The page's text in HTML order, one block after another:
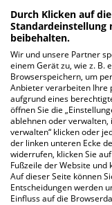
Anzeige
Fachabteilung
Durch Klicken auf
beibehalten.
Wir und unsere Partner
einem Gerät zu, wie z. B.
Browserspeichern, um
Anbieter verarbeiten Ihre
aufgrund eines
öffnen Sie die
ablehnen oder verwalten,
verwalten“ klicken oder
der linken unteren Ecke
widerrufen, klicken Sie
Fußzeile der Website und
Auf dieser Seite können
Entscheidungen werden
Einfluss auf die